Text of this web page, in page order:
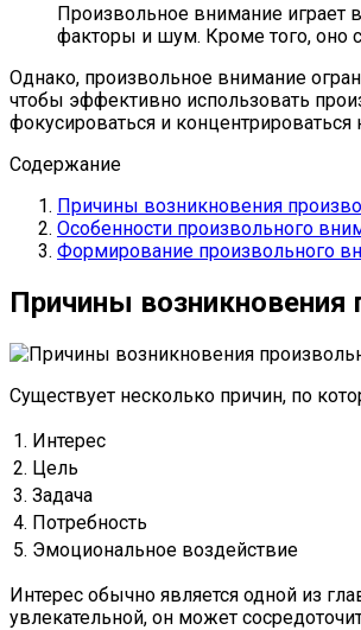
Произвольное внимание играет
факторы и шум. Кроме того, оно
Однако, произвольное внимание
чтобы эффективно использовать
фокусироваться и концентрироваться
Содержание
Причины возникновения
Особенности произвольного
Формирование произвольного
Причины возникновения
Существует несколько причин, по
1. Интерес
2. Цель
3. Задача
4. Потребность
5. Эмоциональное воздействие
Интерес обычно является одной из
увлекательной, он может